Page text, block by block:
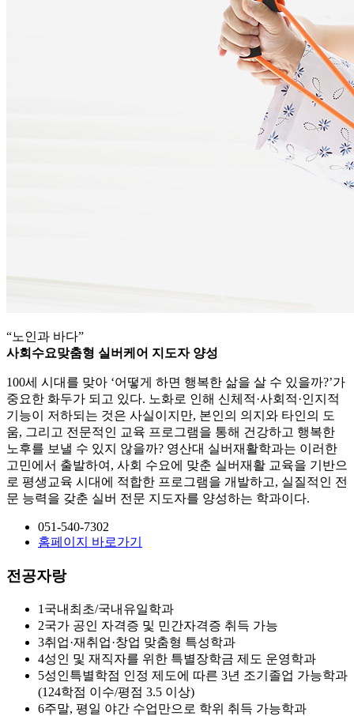
“노인과 바다”
사회수요맞춤형 실버케어 지도자 양성
100세 시대를 맞아 ‘어떻게 하면 행복한 삶을 살 수 있을까?’가
중요한 화두가 되고 있다. 노화로 인해 신체적·사회적·인지적
기능이 저하되는 것은 사실이지만, 본인의 의지와 타인의 도
움, 그리고 전문적인 교육 프로그램을 통해 건강하고 행복한
노후를 보낼 수 있지 않을까? 영산대 실버재활학과는 이러한
고민에서 출발하여, 사회 수요에 맞춘 실버재활 교육을 기반으
로 평생교육 시대에 적합한 프로그램을 개발하고, 실질적인 전
문 능력을 갖춘 실버 전문 지도자를 양성하는 학과이다.
051-540-7302
홈페이지 바로가기
전공자랑
1 국내최초/국내유일학과
2국가 공인 자격증 및 민간자격증 취득 가능
3취업·재취업·창업 맞춤형 특성학과
4성인 및 재직자를 위한 특별장학금 제도 운영학과
5성인특별학점 인정 제도에 따른 3년 조기졸업 가능학과
(124학점 이수/평점 3.5 이상)
6주말, 평일 야간 수업만으로 학위 취득 가능학과